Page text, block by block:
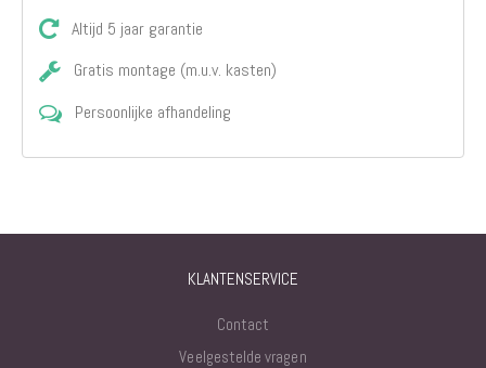
Altijd 5 jaar garantie
Gratis montage (m.u.v. kasten)
Persoonlijke afhandeling
KLANTENSERVICE
Contact
Veelgestelde vragen